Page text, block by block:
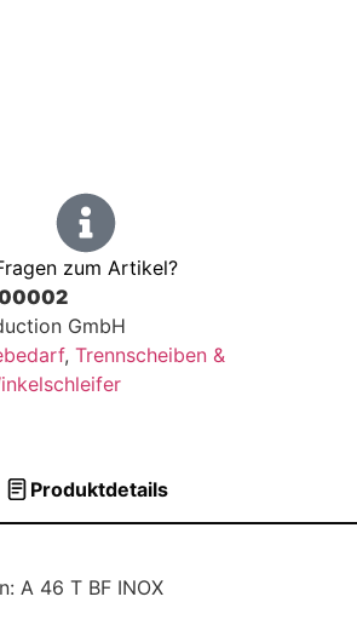
zum Artikel?
, Trennscheiben &
GmbH
Produktdetails
A 46 T BF INOX